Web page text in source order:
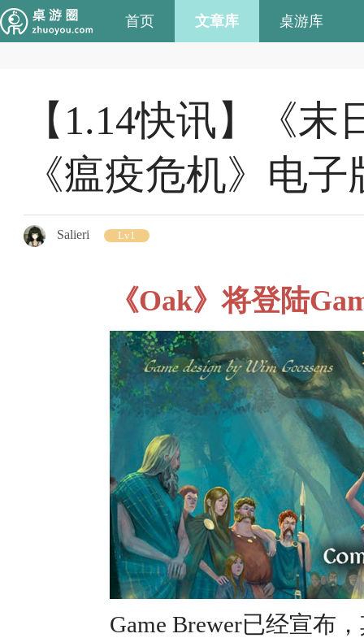
首页 文章库 桌游库
【1.14快讯】《
《瘟疫危机》电
Salieri Lv1
《Oak》将登陆
Game Brewer已经宣布